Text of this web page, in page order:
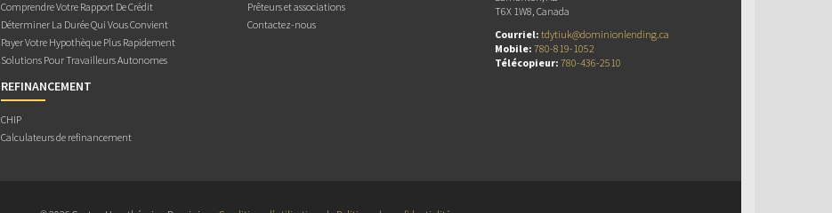
Comprendre Votre Rapport De Crédit
Déterminer La Durée Qui Vous Convient
Payer Votre Hypothèque Plus Rapidement
Solutions Pour Travailleurs Autonomes
REFINANCEMENT
CHIP
Calculateurs de refinancement
Prêteurs et associations
Contactez-nous
T6X 1W8, Canada
Courriel: tdytiuk@dominionlending.ca
Mobile: 780-819-1052
Télécopieur: 780-436-2510